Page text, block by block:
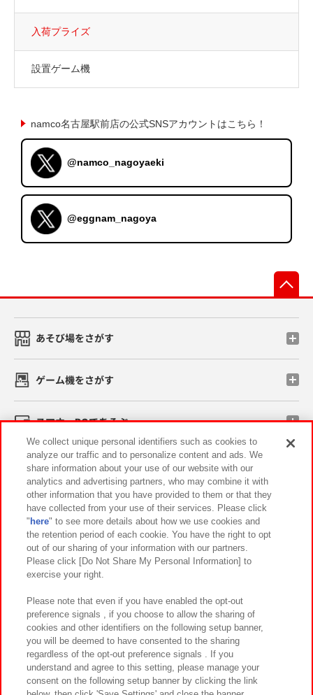
入荷プライズ
設置ゲーム機
namco名古屋駅前店の公式SNSアカウントはこちら！
@namco_nagoyaeki
@eggnam_nagoya
あそび場をさがす
ゲーム機をさがす
スマホ・PCであそぶ
イベント・キャンペーン
関連会社 サステナビリティ サイトポリシー
プライバシーポリシー ウェブアクセシビリティ方針と検証結果
お取引先さまとともに
カスタマーハラスメント対応方針 よくあるご質問・お問い合わせ
We collect unique personal identifiers such as cookies to
analyze our traffic and to personalize content and ads. We
share information about your use of our website with our
analytics and advertising partners, who may combine it with
other information that you have provided to them or that they
have collected from your use of their services. Please click
" here" to see more details about how we use cookies and
the retention period of each cookie. You have the right to opt
out of our sharing of your information with our partners.
Please click [Do Not Share My Personal Information] to
exercise your right.
Please note that even if you have enabled the opt-out
preference signals , if you choose to allow the sharing of
cookies and other identifiers on the following setup banner,
you will be deemed to have consented to the sharing
regardless of the opt-out preference signals . If you
understand and agree to this setting, please manage your
consent on the following setup banner by clicking the link